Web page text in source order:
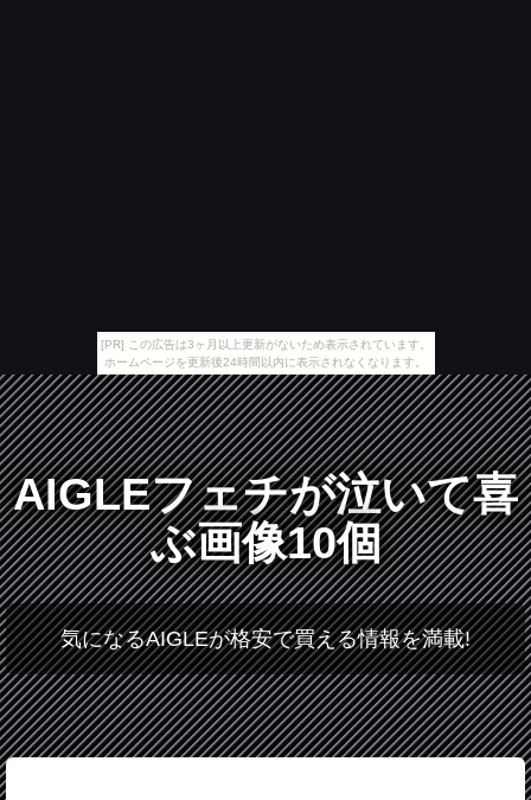
[PR] この広告は3ヶ月以上更新がないため表示されています。
ホームページを更新後24時間以内に表示されなくなります。
AIGLEフェチが泣いて喜
ぶ画像10個
気になるAIGLEが格安で買える情報を満載!